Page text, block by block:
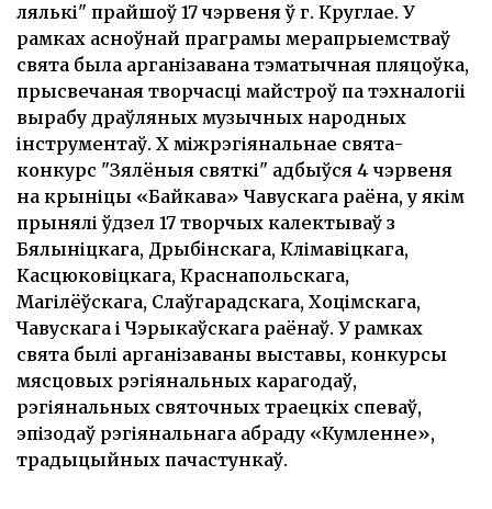
лялькі" прайшоў 17 чэрвеня ў г. Круглае. У
рамках асноўнай праграмы мерапрыемстваў
свята была арганізавана тэматычная пляцоўка,
прысвечаная творчасці майстроў па тэхналогіі
вырабу драўляных музычных народных
інструментаў. Х міжрэгіянальнае свята-
конкурс "Зялёныя святкі" адбыўся 4 чэрвеня
на крыніцы «Байкава» Чавускага раёна, у якім
прынялі ўдзел 17 творчых калектываў з
Бялыніцкага, Дрыбінскага, Клімавіцкага,
Касцюковіцкага, Краснапольскага,
Магілёўскага, Слаўгарадскага, Хоцімскага,
Чавускага і Чэрыкаўскага раёнаў. У рамках
свята былі арганізаваны выставы, конкурсы
мясцовых рэгіянальных карагодаў,
рэгіянальных святочных траецкіх спеваў,
эпізодаў рэгіянальнага абраду «Кумленне»,
традыцыйных пачастункаў.